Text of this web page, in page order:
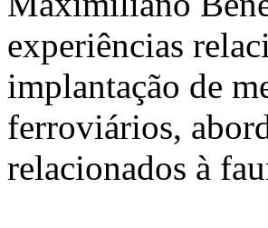
experiências
implantação de
ferroviários,
relacionados à